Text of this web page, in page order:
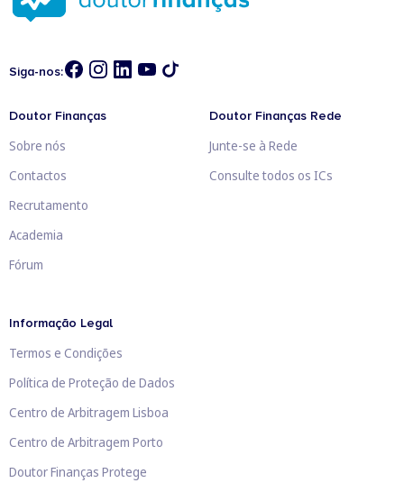
Siga-nos:
Doutor Finanças
Sobre nós
Contactos
Recrutamento
Academia
Fórum
Doutor Finanças Rede
Junte-se à Rede
Consulte todos os ICs
Informação Legal
Termos e Condições
Política de Proteção de Dados
Centro de Arbitragem Lisboa
Centro de Arbitragem Porto
Doutor Finanças Protege